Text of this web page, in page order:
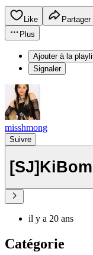
Like Partager
Plus
Ajouter à la
Signaler
misshmong
Suivre
il y a 20 ans
Catégorie